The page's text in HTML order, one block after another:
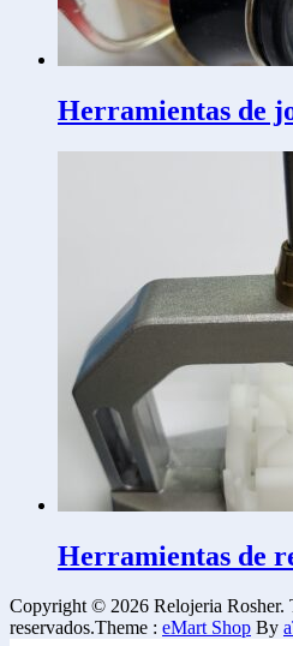
Herramientas de
Herramientas de
Copyright © 2026 Relojeria Rosher.
reservados.Theme : eMart Shop By